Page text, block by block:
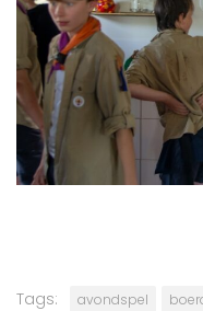
Tags: avondspel